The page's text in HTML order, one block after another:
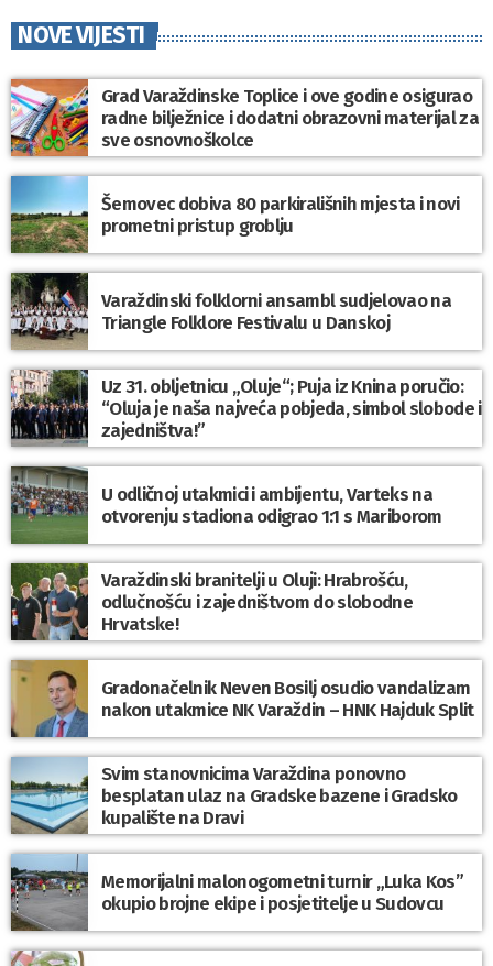
NOVE VIJESTI
Grad Varaždinske Toplice i ove godine osigurao
radne bilježnice i dodatni obrazovni materijal za
sve osnovnoškolce
Šemovec dobiva 80 parkirališnih mjesta i novi
prometni pristup groblju
Varaždinski folklorni ansambl sudjelovao na
Triangle Folklore Festivalu u Danskoj
Uz 31. obljetnicu „Oluje“; Puja iz Knina poručio:
“Oluja je naša najveća pobjeda, simbol slobode i
zajedništva!”
U odličnoj utakmici i ambijentu, Varteks na
otvorenju stadiona odigrao 1:1 s Mariborom
Varaždinski branitelji u Oluji: Hrabrošću,
odlučnošću i zajedništvom do slobodne
Hrvatske!
Gradonačelnik Neven Bosilj osudio vandalizam
nakon utakmice NK Varaždin – HNK Hajduk Split
Svim stanovnicima Varaždina ponovno
besplatan ulaz na Gradske bazene i Gradsko
kupalište na Dravi
Memorijalni malonogometni turnir „Luka Kos”
okupio brojne ekipe i posjetitelje u Sudovcu